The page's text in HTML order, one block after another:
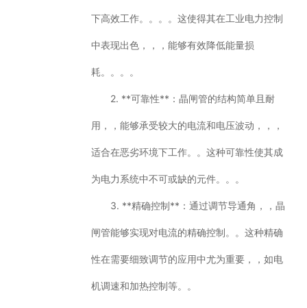
下高效工作。。。。这使得其在工业电力控制
中表现出色，，，能够有效降低能量损
耗。。。。
2. **可靠性**：晶闸管的结构简单且耐
用，，能够承受较大的电流和电压波动，，，
适合在恶劣环境下工作。。这种可靠性使其成
为电力系统中不可或缺的元件。。。
3. **精确控制**：通过调节导通角，，晶
闸管能够实现对电流的精确控制。。这种精确
性在需要细致调节的应用中尤为重要，，如电
机调速和加热控制等。。